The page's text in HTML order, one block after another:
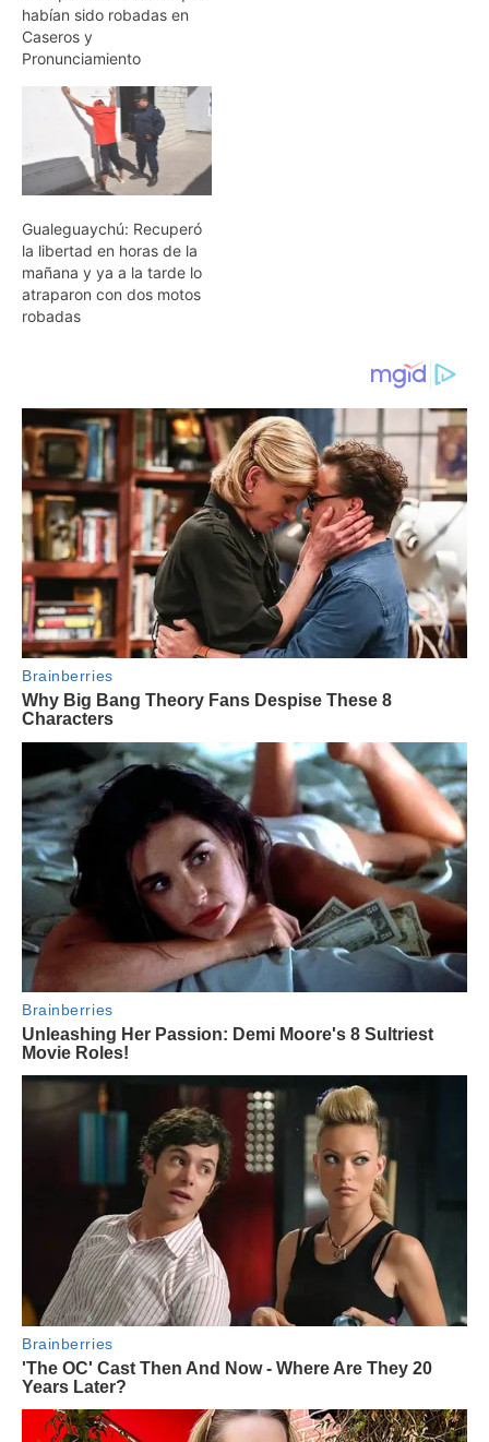
habían sido robadas en
Caseros y
Pronunciamiento
Gualeguaychú: Recuperó
la libertad en horas de la
mañana y ya a la tarde lo
atraparon con dos motos
robadas